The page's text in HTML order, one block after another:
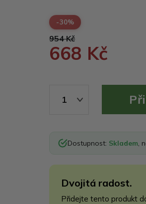
-30%
954 Kč
668 Kč
1
Dostupnost: Skladem ,
Dvojitá radost.
Přidejte tento produkt